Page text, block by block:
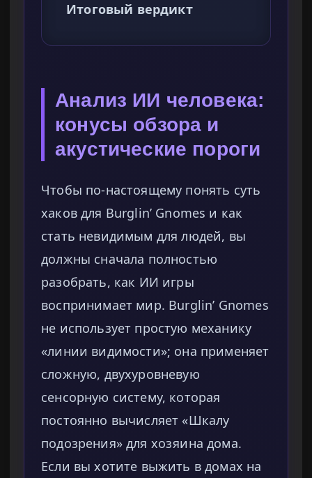
Итоговый вердикт
Анализ ИИ человека:
конусы обзора и
акустические пороги
Чтобы по-настоящему понять суть
хаков для Burglin’ Gnomes и как
стать невидимым для людей, вы
должны сначала полностью
разобрать, как ИИ игры
воспринимает мир. Burglin’ Gnomes
не использует простую механику
«линии видимости»; она применяет
сложную, двухуровневую
сенсорную систему, которая
постоянно вычисляет «Шкалу
подозрения» для хозяина дома.
Если вы хотите выжить в домах на